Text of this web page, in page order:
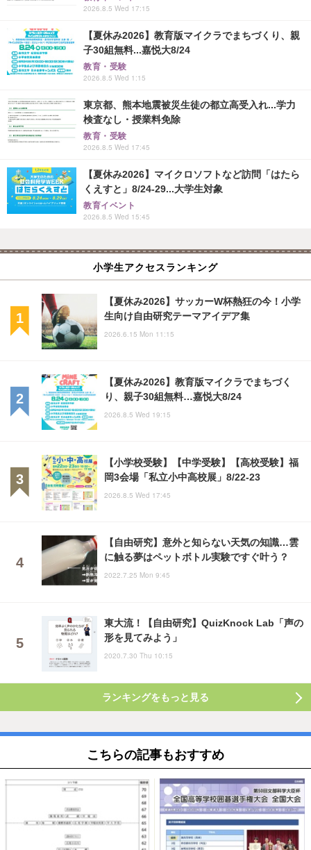
2026.8.5 Wed 17:15
【夏休み2026】教育版マイクラでまちづくり、親
子30組無料...嘉悦大8/24
教育・受験
2026.8.5 Wed 1:15
東京都、熊本地震被災生徒の都立高受入れ...学力
検査なし・授業料免除
教育・受験
2026.8.5 Wed 17:45
【夏休み2026】マイクロソフトなど訪問「はたら
くえすと」8/24-29...大学生対象
教育イベント
2026.8.5 Wed 15:45
小学生アクセスランキング
【夏休み2026】サッカーW杯熱狂の今！小学
生向け自由研究テーマアイデア集
2026.6.15 Mon 11:15
【夏休み2026】教育版マイクラでまちづく
り、親子30組無料…嘉悦大8/24
2026.8.5 Wed 19:15
【小学校受験】【中学受験】【高校受験】福
岡3会場「私立小中高校展」8/22-23
2026.8.5 Wed 17:45
【自由研究】意外と知らない天気の知識…雲
に触る夢はペットボトル実験ですぐ叶う？
2022.7.25 Mon 9:45
東大流！【自由研究】QuizKnock Lab「声の
形を見てみよう」
2020.7.30 Thu 10:15
ランキングをもっと見る
こちらの記事もおすすめ